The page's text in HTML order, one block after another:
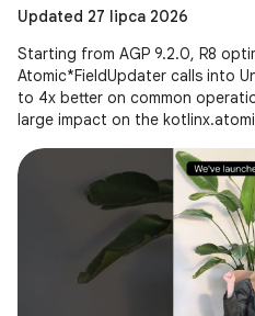
Updated 27 lipca 2026
Starting from AGP 9.2.0, R8
Atomic*FieldUpdater calls into
to 4x better on common
large impact on the